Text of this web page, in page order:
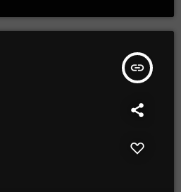
insert_link